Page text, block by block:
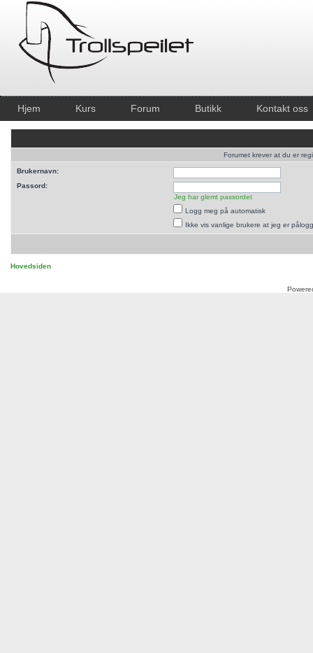
Hjem Kurs Forum Butikk Kontakt oss
Forumet krever at du er
Brukernavn:
Passord:
Jeg har glemt passordet
Logg meg på automatisk
Ikke vis vanlige brukere at jeg er
Hovedsiden